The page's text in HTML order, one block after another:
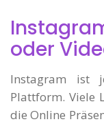
oder
Instagram ist
Plattform. Viele
die Online